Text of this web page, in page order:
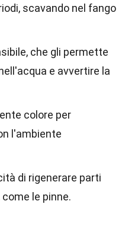
scavando nel fango
che gli permette
e avvertire la
colore per
l'ambiente
di rigenerare parti
le pinne.